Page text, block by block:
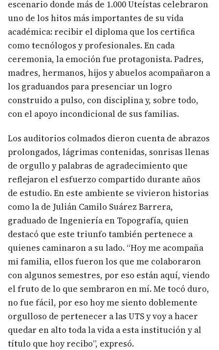
escenario donde más de 1.000 Uteístas celebraron
uno de los hitos más importantes de su vida
académica: recibir el diploma que los certifica
como tecnólogos y profesionales. En cada
ceremonia, la emoción fue protagonista. Padres,
madres, hermanos, hijos y abuelos acompañaron a
los graduandos para presenciar un logro
construido a pulso, con disciplina y, sobre todo,
con el apoyo incondicional de sus familias.
Los auditorios colmados dieron cuenta de abrazos
prolongados, lágrimas contenidas, sonrisas llenas
de orgullo y palabras de agradecimiento que
reflejaron el esfuerzo compartido durante años
de estudio. En este ambiente se vivieron historias
como la de Julián Camilo Suárez Barrera,
graduado de Ingeniería en Topografía, quien
destacó que este triunfo también pertenece a
quienes caminaron a su lado. “Hoy me acompaña
mi familia, ellos fueron los que me colaboraron
con algunos semestres, por eso están aquí, viendo
el fruto de lo que sembraron en mí. Me tocó duro,
no fue fácil, por eso hoy me siento doblemente
orgulloso de pertenecer a las UTS y voy a hacer
quedar en alto toda la vida a esta institución y al
título que hoy recibo”, expresó.